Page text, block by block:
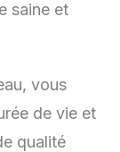
saine et
vous
de vie et
qualité